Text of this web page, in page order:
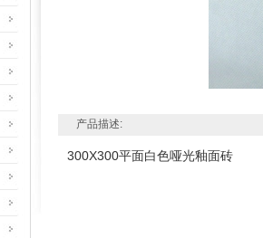
产品描述:
300X300平面白色哑光釉面砖